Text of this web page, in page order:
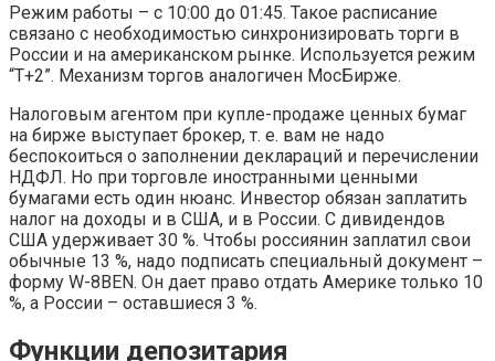
Режим работы – с 10:00 до 01:45. Такое расписание
связано с необходимостью синхронизировать торги в
России и на американском рынке. Используется режим
“Т+2”. Механизм торгов аналогичен МосБирже.
Налоговым агентом при купле-продаже ценных бумаг
на бирже выступает брокер, т. е. вам не надо
беспокоиться о заполнении деклараций и перечислении
НДФЛ. Но при торговле иностранными ценными
бумагами есть один нюанс. Инвестор обязан заплатить
налог на доходы и в США, и в России. С дивидендов
США удерживает 30 %. Чтобы россиянин заплатил свои
обычные 13 %, надо подписать специальный документ –
форму W-8BEN. Он дает право отдать Америке только 10
%, а России – оставшиеся 3 %.
Функции депозитария